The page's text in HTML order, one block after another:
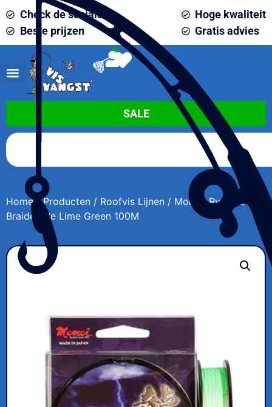
Check de socials
Beste prijzen
Hoge kwaliteit
Gratis advies
0
SALE
Home/Producten / Roofvis Lijnen / Momoi Ryujin 8
Braided Pe Lime Green 100M